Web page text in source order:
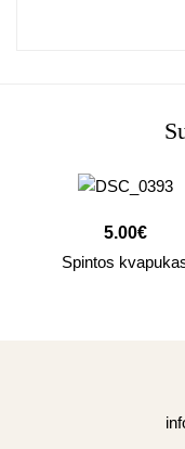
5.00€
Spintos